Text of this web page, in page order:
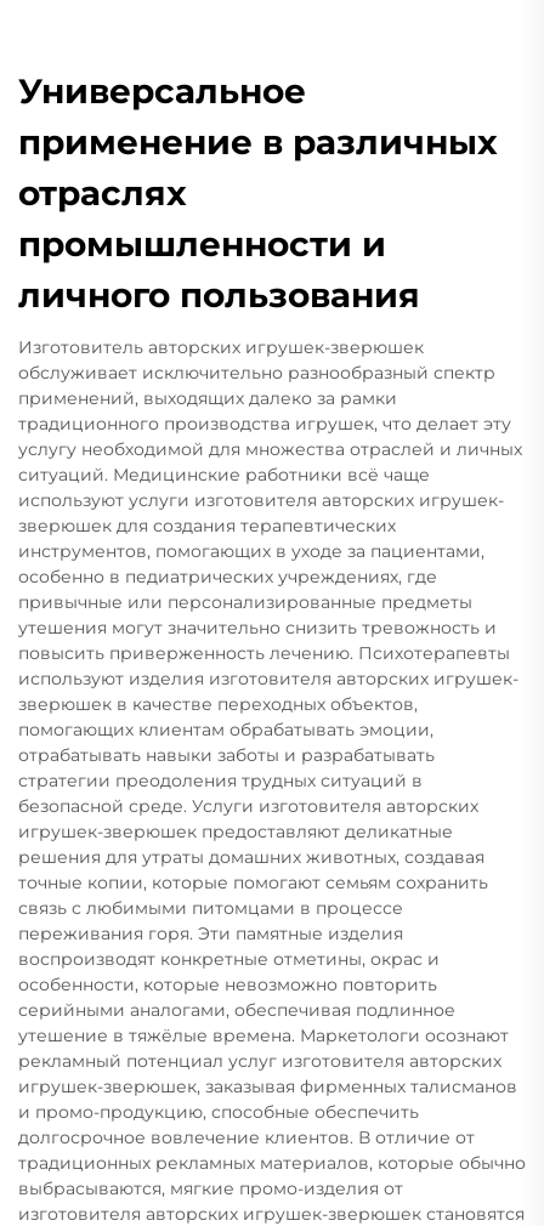
Универсальное
применение в различных
отраслях
промышленности и
личного пользования
Изготовитель авторских игрушек-зверюшек
обслуживает исключительно разнообразный спектр
применений, выходящих далеко за рамки
традиционного производства игрушек, что делает эту
услугу необходимой для множества отраслей и личных
ситуаций. Медицинские работники всё чаще
используют услуги изготовителя авторских игрушек-
зверюшек для создания терапевтических
инструментов, помогающих в уходе за пациентами,
особенно в педиатрических учреждениях, где
привычные или персонализированные предметы
утешения могут значительно снизить тревожность и
повысить приверженность лечению. Психотерапевты
используют изделия изготовителя авторских игрушек-
зверюшек в качестве переходных объектов,
помогающих клиентам обрабатывать эмоции,
отрабатывать навыки заботы и разрабатывать
стратегии преодоления трудных ситуаций в
безопасной среде. Услуги изготовителя авторских
игрушек-зверюшек предоставляют деликатные
решения для утраты домашних животных, создавая
точные копии, которые помогают семьям сохранить
связь с любимыми питомцами в процессе
переживания горя. Эти памятные изделия
воспроизводят конкретные отметины, окрас и
особенности, которые невозможно повторить
серийными аналогами, обеспечивая подлинное
утешение в тяжёлые времена. Маркетологи осознают
рекламный потенциал услуг изготовителя авторских
игрушек-зверюшек, заказывая фирменных талисманов
и промо-продукцию, способные обеспечить
долгосрочное вовлечение клиентов. В отличие от
традиционных рекламных материалов, которые обычно
выбрасываются, мягкие промо-изделия от
изготовителя авторских игрушек-зверюшек становятся